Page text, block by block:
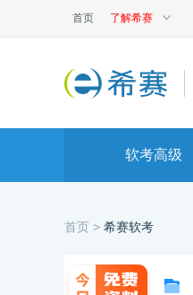
首页 了解希赛
软考高级
首页 > 希赛软考